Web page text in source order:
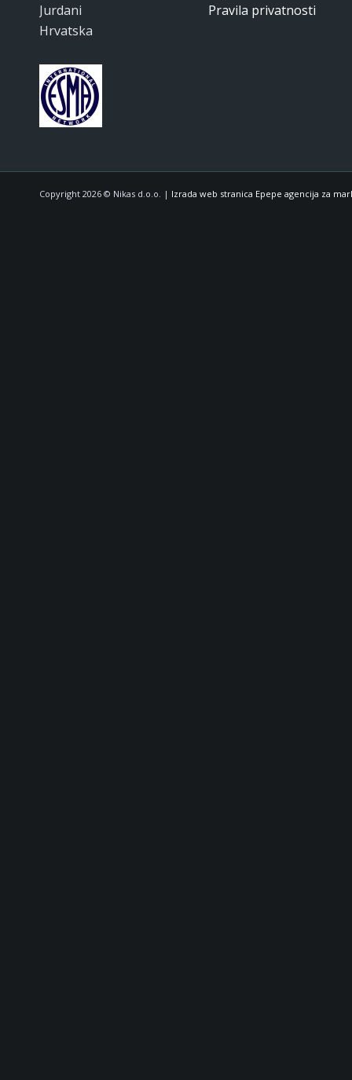
Jurdani
Hrvatska
Pravila privatnosti
Copyright 2026 © Nikas d.o.o. | Izrada web stranica Epepe agencija za